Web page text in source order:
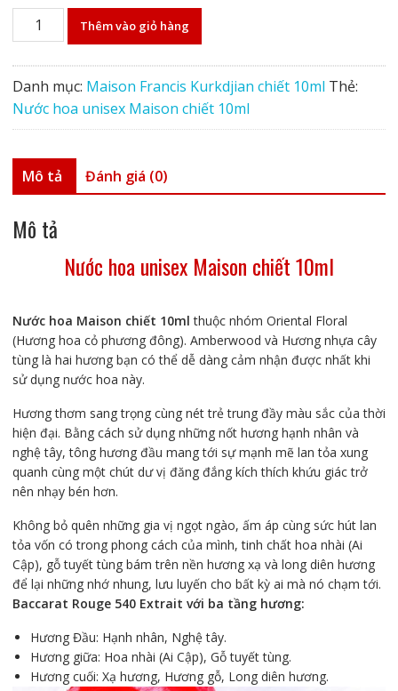
Nước
hoa
unisex
Maison
chiết
10ml
lượng
Thêm vào giỏ hàng
Danh mục: Maison Francis Kurkdjian chiết 10ml Thẻ:
Nước hoa unisex Maison chiết 10ml
Mô tả Đánh giá (0)
Mô tả
Nước hoa unisex Maison chiết 10ml
Nước hoa Maison chiết 10ml thuộc nhóm Oriental Floral
(Hương hoa cỏ phương đông). Amberwood và Hương nhựa cây
tùng là hai hương bạn có thể dễ dàng cảm nhận được nhất khi
sử dụng nước hoa này.
Hương thơm sang trọng cùng nét trẻ trung đầy màu sắc của thời
hiện đại. Bằng cách sử dụng những nốt hương hạnh nhân và
nghệ tây, tông hương đầu mang tới sự mạnh mẽ lan tỏa xung
quanh cùng một chút dư vị đăng đắng kích thích khứu giác trở
nên nhạy bén hơn.
Không bỏ quên những gia vị ngọt ngào, ấm áp cùng sức hút lan
tỏa vốn có trong phong cách của mình, tinh chất hoa nhài (Ai
Cập), gỗ tuyết tùng bám trên nền hương xạ và long diên hương
để lại những nhớ nhung, lưu luyến cho bất kỳ ai mà nó chạm tới.
Baccarat Rouge 540 Extrait với ba tầng hương:
Hương Đầu: Hạnh nhân, Nghệ tây.
Hương giữa: Hoa nhài (Ai Cập), Gỗ tuyết tùng.
Hương cuối: Xạ hương, Hương gỗ, Long diên hương.